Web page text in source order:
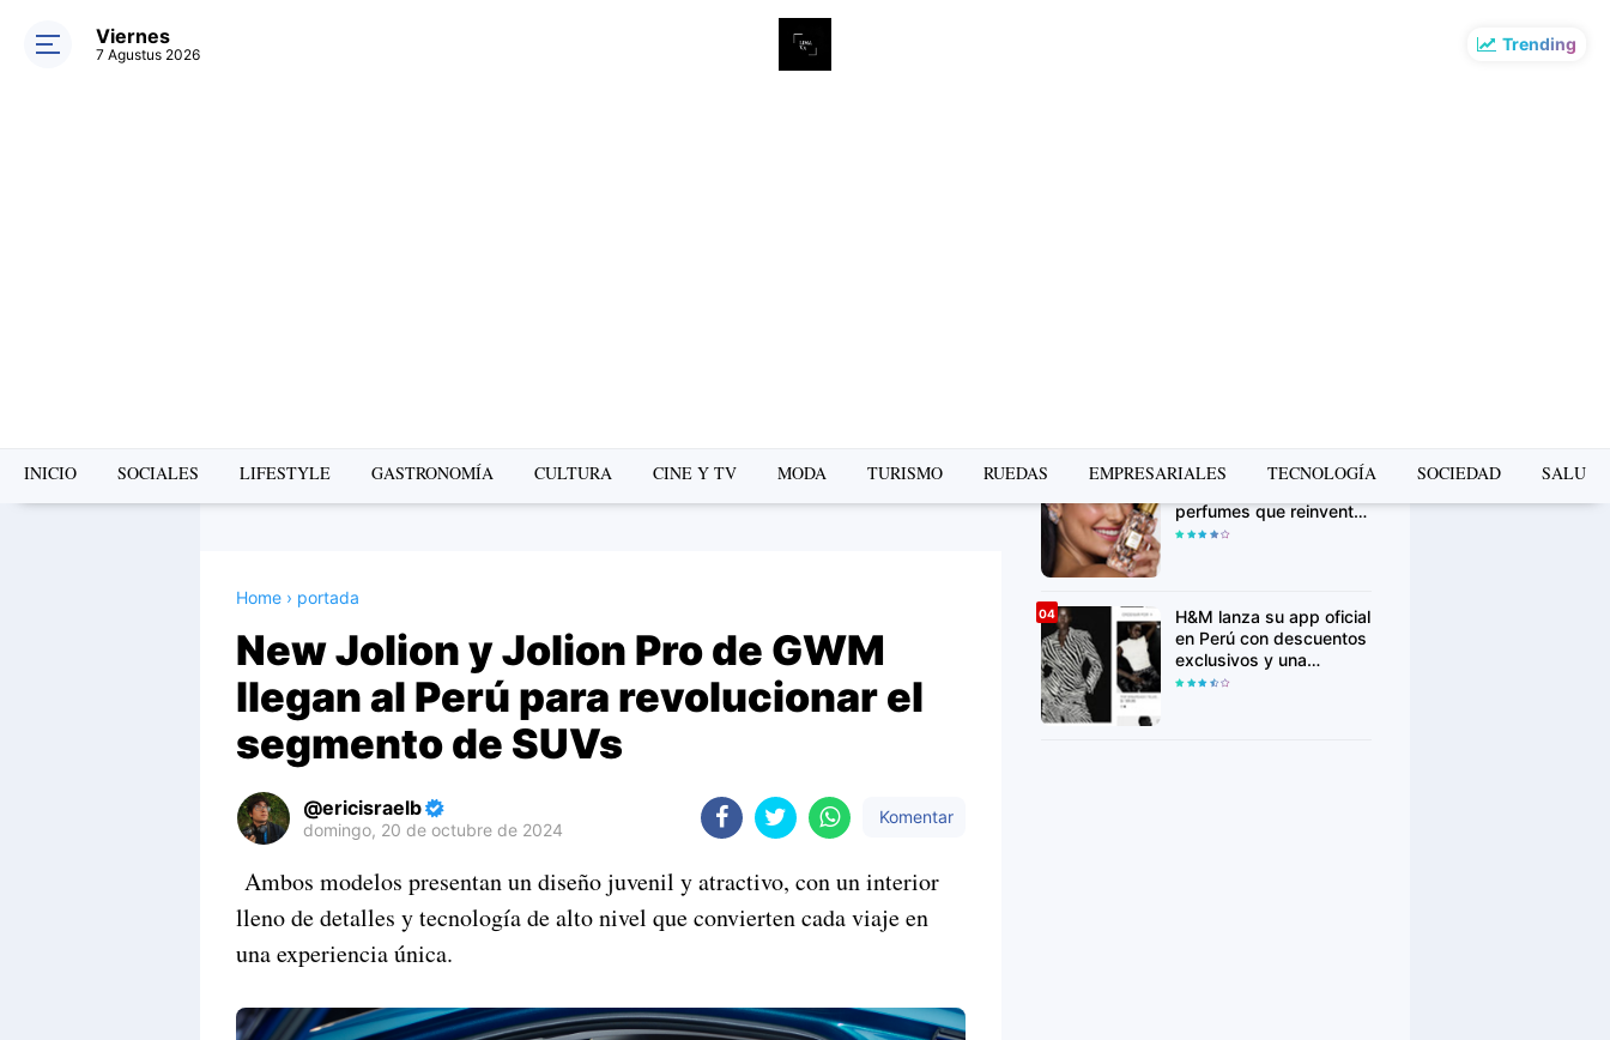
Trending
Viernes
7 Agustus 2026
INICIO SOCIALES LIFESTYLE GASTRONOMÍA CULTURA CINE Y TV MODA TURISMO RUEDAS EMPRESARIALES TECNOLOGÍA SOCIEDAD SALUD
Home › portada
New Jolion y Jolion Pro de GWM
llegan al Perú para revolucionar el
segmento de SUVs
ericisraelb
domingo, 20 de octubre de 2024
Komentar
Premium
Raushan
Design
Templates
Ambos modelos presentan un diseño juvenil y atractivo, con un interior
lleno de detalles y tecnología de alto nivel que convierten cada viaje en
una experiencia única.
Avon Iconic Collection: la
perfumes que reinventa
sus fragancias clásicas
H&M lanza su app oficial
en Perú con descuentos
exclusivos y una
experiencia de compra